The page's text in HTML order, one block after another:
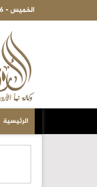
2026-08-06 - الخميس
تعيين لجنة
الرئيسية